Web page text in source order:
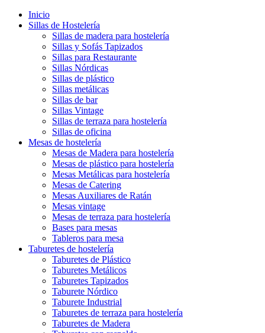
Inicio
Sillas de Hostelería
Sillas de madera para hostelería
Sillas y Sofás Tapizados
Sillas para Restaurante
Sillas Nórdicas
Sillas de plástico
Sillas metálicas
Sillas de bar
Sillas Vintage
Sillas de terraza para hostelería
Sillas de oficina
Mesas de hostelería
Mesas de Madera para hostelería
Mesas de plástico para hostelería
Mesas Metálicas para hostelería
Mesas de Catering
Mesas Auxiliares de Ratán
Mesas vintage
Mesas de terraza para hostelería
Bases para mesas
Tableros para mesa
Taburetes de hostelería
Taburetes de Plástico
Taburetes Metálicos
Taburetes Tapizados
Taburete Nórdico
Taburete Industrial
Taburetes de terraza para hostelería
Taburetes de Madera